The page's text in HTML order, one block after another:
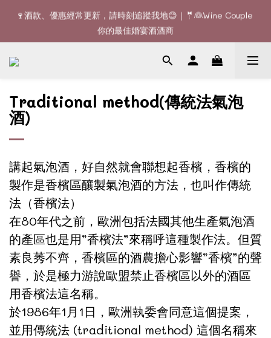
🚚全單滿$1200或6支可享免費送貨 (香港)｜🆕全新澳門送貨服務
(詳情請查詢)
🍷酒款、優惠經常更新，請時刻追蹤我地😊｜🤵👰Wine Couple
你的最佳婚宴酒酒商
🚚全單滿$1200或6支可享免費送貨 (香港)｜🆕全新澳門送貨服務
Traditional method(傳統法氣泡
酒)
講起氣泡酒，好自然就會聯想起香檳，香檳的
製作是香檳區釀製氣泡酒的方法，也叫作傳統
法（香檳法）
在80年代之前，歐洲包括法國其他生產氣泡酒
的產區也是用”香檳法”來稱呼這種製作法。但質
素良莠不齊，香檳區的酒農擔心影響”香檳”的聲
譽，於是極力游說歐盟禁止香檳區以外的酒區
用香檳法這名稱。
於1986年1月1日，歐洲執委會同意這個提案，
並用傳統法 (traditional method) 這個名稱來